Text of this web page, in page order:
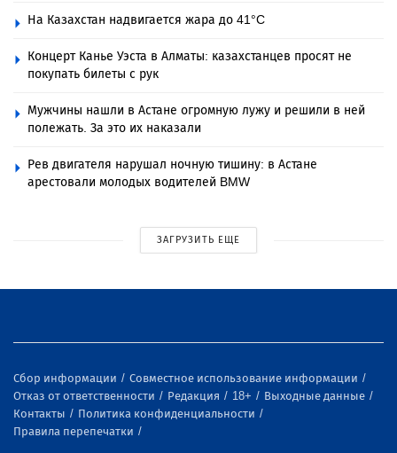
На Казахстан надвигается жара до 41°C
Концерт Канье Уэста в Алматы: казахстанцев просят не
покупать билеты с рук
Мужчины нашли в Астане огромную лужу и решили в ней
полежать. За это их наказали
Рев двигателя нарушал ночную тишину: в Астане
арестовали молодых водителей BMW
ЗАГРУЗИТЬ ЕЩЕ
Сбор информации
Совместное использование информации
Отказ от ответственности
Редакция 18+
Выходные данные
Контакты
Политика конфиденциальности
Правила перепечатки